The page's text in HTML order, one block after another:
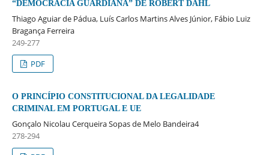
“DEMOCRACIA GUARDIANA” DE ROBERT DAHL
Thiago Aguiar de Pádua, Luís Carlos Martins Alves Júnior, Fábio Luiz
Bragança Ferreira
249-277
PDF
O PRINCÍPIO CONSTITUCIONAL DA LEGALIDADE
CRIMINAL EM PORTUGAL E UE
Gonçalo Nicolau Cerqueira Sopas de Melo Bandeira4
278-294